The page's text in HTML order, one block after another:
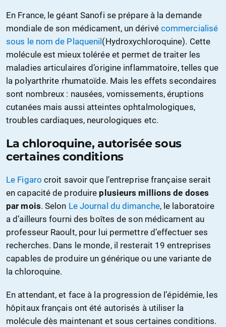
En France, le géant Sanofi se prépare à la demande
mondiale de son médicament, un dérivé commercialisé
sous le nom de Plaquenil (Hydroxychloroquine). Cette
molécule est mieux tolérée et permet de traiter les
maladies articulaires d’origine inflammatoire, telles que
la polyarthrite rhumatoïde. Mais les effets secondaires
sont nombreux : nausées, vomissements, éruptions
cutanées mais aussi atteintes ophtalmologiques,
troubles cardiaques, neurologiques etc.
La chloroquine, autorisée sous
certaines conditions
Le Figaro croit savoir que l’entreprise française serait
en capacité de produire plusieurs millions de doses
par mois. Selon Le Journal du dimanche, le laboratoire
a d’ailleurs fourni des boîtes de son médicament au
professeur Raoult, pour lui permettre d’effectuer ses
recherches. Dans le monde, il resterait 19 entreprises
capables de produire un générique ou une variante de
la chloroquine.
En attendant, et face à la progression de l’épidémie, les
hôpitaux français ont été autorisés à utiliser la
molécule dès maintenant et sous certaines conditions.